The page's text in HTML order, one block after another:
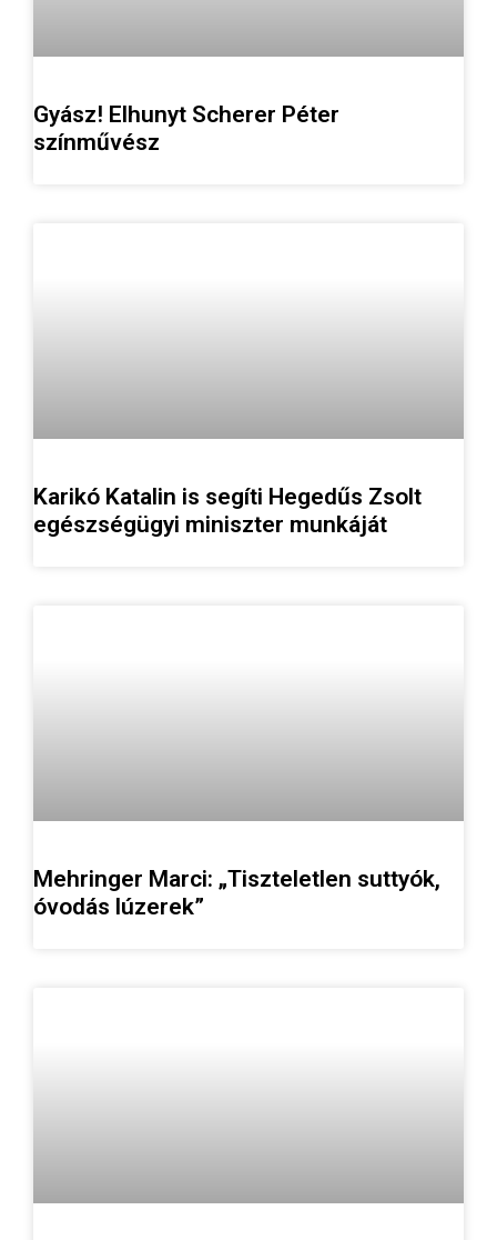
Gyász! Elhunyt Scherer Péter
színművész
Karikó Katalin is segíti Hegedűs Zsolt
egészségügyi miniszter munkáját
Mehringer Marci: „Tiszteletlen suttyók,
óvodás lúzerek”